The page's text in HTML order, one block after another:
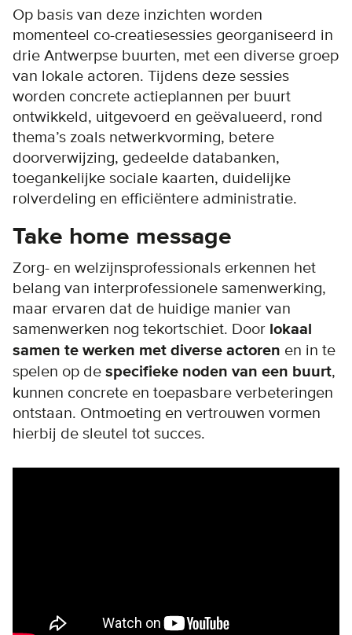
Op basis van deze inzichten worden
momenteel co-creatiesessies georganiseerd in
drie Antwerpse buurten, met een diverse groep
van lokale actoren. Tijdens deze sessies
worden concrete actieplannen per buurt
ontwikkeld, uitgevoerd en geëvalueerd, rond
thema’s zoals netwerkvorming, betere
doorverwijzing, gedeelde databanken,
toegankelijke sociale kaarten, duidelijke
rolverdeling en efficiëntere administratie.
Take home message
Zorg- en welzijnsprofessionals erkennen het
belang van interprofessionele samenwerking,
maar ervaren dat de huidige manier van
samenwerken nog tekortschiet. Door lokaal
samen te werken met diverse actoren en in te
spelen op de specifieke noden van een buurt,
kunnen concrete en toepasbare verbeteringen
ontstaan. Ontmoeting en vertrouwen vormen
hierbij de sleutel tot succes.